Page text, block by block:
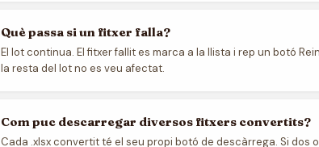
Què passa si un fitxer falla?
El lot continua. El fitxer fallit es marca a la llista i rep un botó
la resta del lot no es veu afectat.
Com puc descarregar diversos fitxers convertits?
Cada .xlsx convertit té el seu propi botó de descàrrega. Si dos